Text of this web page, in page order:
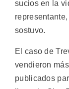
sucios en la
sostuvo.
El caso de
vendieron
publicados